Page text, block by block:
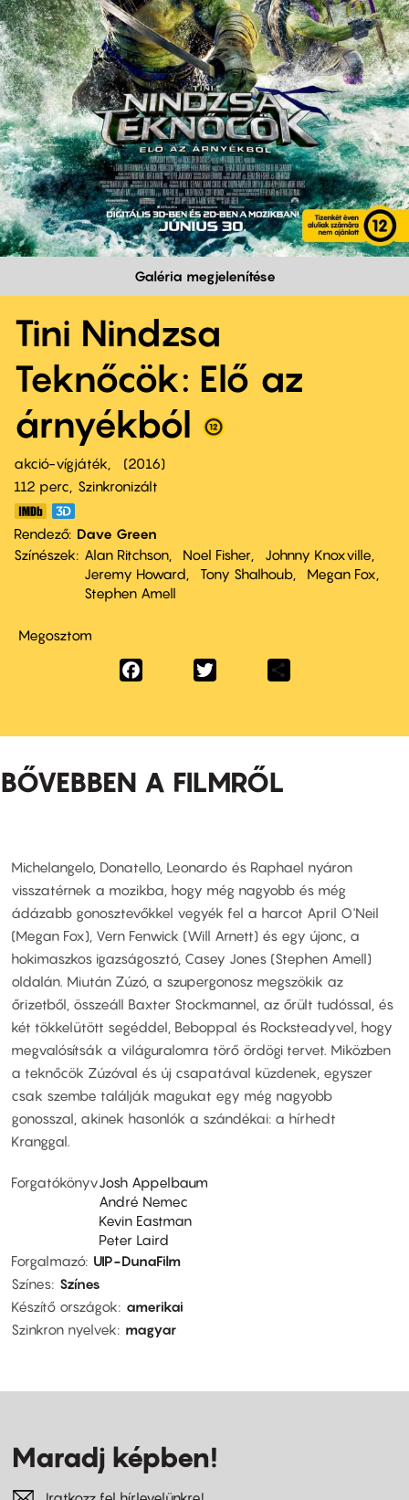
Galéria megjelenítése
Tini Nindzsa
Teknőcök: Elő az
árnyékból
akció-vígjáték
2016
112 perc,
Szinkronizált
Rendező Dave Green
Színészek
Alan Ritchson Noel Fisher
Johnny Knoxville
Jeremy Howard
Tony Shalhoub
Megan Fox
Stephen Amell
Megosztom
Facebook
BŐVEBBEN A FILMRŐL
Michelangelo, Donatello, Leonardo és Raphael nyáron
visszatérnek a mozikba, hogy még nagyobb és még
ádázabb gonosztevőkkel vegyék fel a harcot April O'Neil
(Megan Fox), Vern Fenwick (Will Arnett) és egy újonc, a
hokimaszkos igazságosztó, Casey Jones (Stephen Amell)
oldalán. Miután Zúzó, a szupergonosz megszökik az
őrizetből, összeáll Baxter Stockmannel, az őrült tudóssal, és
két tökkelütött segéddel, Beboppal és Rocksteadyvel, hogy
megvalósítsák a világuralomra törő ördögi tervet. Miközben
a teknőcök Zúzóval és új csapatával küzdenek, egyszer
csak szembe találják magukat egy még nagyobb
gonosszal, akinek hasonlók a szándékai: a hírhedt
Kranggal.
ForgatókönyvJosh Appelbaum
André Nemec
Kevin Eastman
Peter Laird
Forgalmazó UIP-DunaFilm
Színes Színes
Készítő országok
amerikai
Szinkron nyelvek
magyar
Maradj képben!